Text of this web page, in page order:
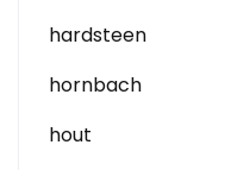
hardsteen
hornbach
hout